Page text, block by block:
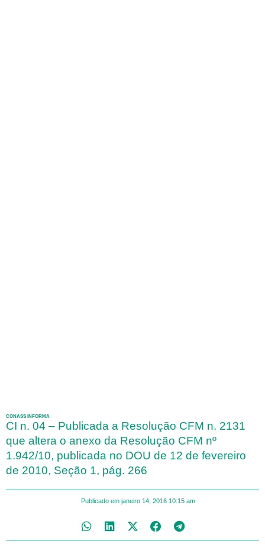
CONASS INFORMA
CI n. 04 – Publicada a Resolução CFM n. 2131
que altera o anexo da Resolução CFM nº
1.942/10, publicada no DOU de 12 de fevereiro
de 2010, Seção 1, pág. 266
Publicado em janeiro 14, 2016 10:15 am